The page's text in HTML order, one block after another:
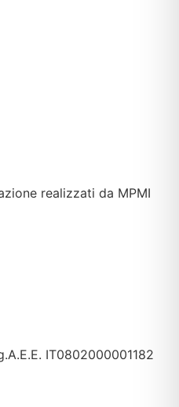
realizzati da MPMI
IT0802000001182